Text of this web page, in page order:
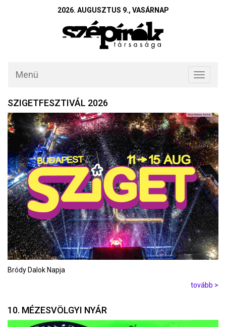
2026. AUGUSZTUS 9., VASÁRNAP
Toggle
Menü
SZIGETFESZTIVÁL 2026
Bródy Dalok Napja
tovább >
10. MÉZESVÖLGYI NYÁR